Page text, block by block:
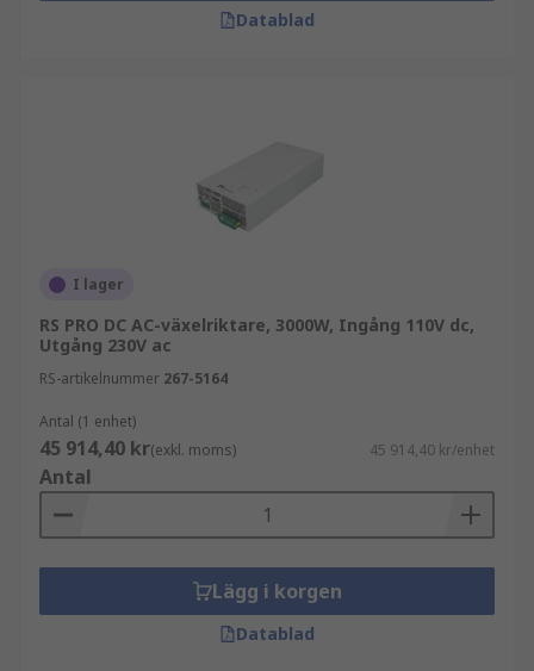
Datablad
I lager
RS PRO DC AC-växelriktare, 3000W, Ingång 110V dc,
Utgång 230V ac
RS-artikelnummer 267-5164
Antal (1 enhet)
45 914,40 kr(exkl. moms) 45 914,40 kr/enhet
Antal
Lägg i korgen
Datablad